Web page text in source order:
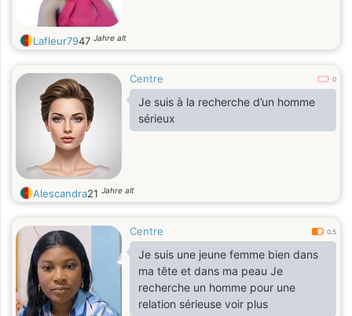
Lafleur7947 Jahre alt
Centre 0
Je suis à la recherche d’un homme
sérieux
Alescandra21 Jahre alt
Centre 0.5
Je suis une jeune femme bien dans
ma tête et dans ma peau Je
recherche un homme pour une
relation sérieuse voir plus